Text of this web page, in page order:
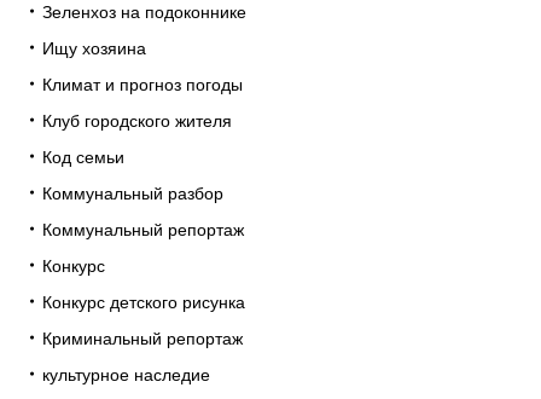
Зеленхоз на подоконнике
Ищу хозяина
Климат и прогноз погоды
Клуб городского жителя
Код семьи
Коммунальный разбор
Коммунальный репортаж
Конкурс
Конкурс детского рисунка
Криминальный репортаж
культурное наследие